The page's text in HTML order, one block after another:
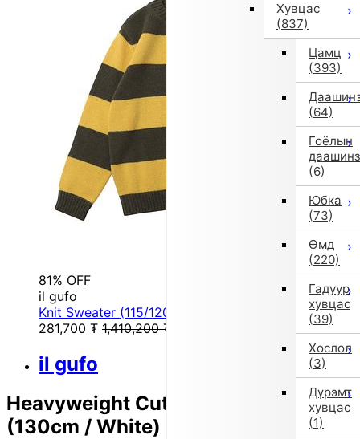
Хувцас
(837)
Цамц
(393)
(64)
Гоёлын
даашинз
(6)
Юбка
(73)
Өмд
(220)
Гадуур
хувцас
(39)
Хослол
(3)
Дүрэмт
хувцас
(1)
81% OFF
il gufo
Knit Sweater (115/120cm/Yellow)
281,700 ₮ 1,410,200 ₮
il gufo
Heavyweight Cut-and-Sew Cardigan
(130cm / White)